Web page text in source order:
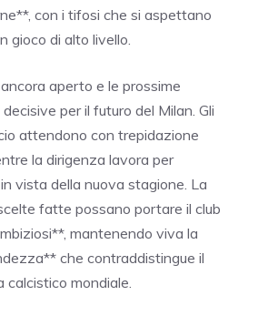
con i tifosi che si aspettano
gioco di alto livello.
aperto e le prossime
per il futuro del Milan. Gli
attendono con trepidazione
la dirigenza lavora per
vista della nuova stagione. La
fatte possano portare il club
mantenendo viva la
che contraddistingue il
calcistico mondiale.